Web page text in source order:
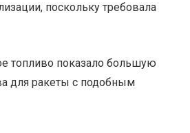
поскольку требовала
топливо показало большую
для ракеты с подобным